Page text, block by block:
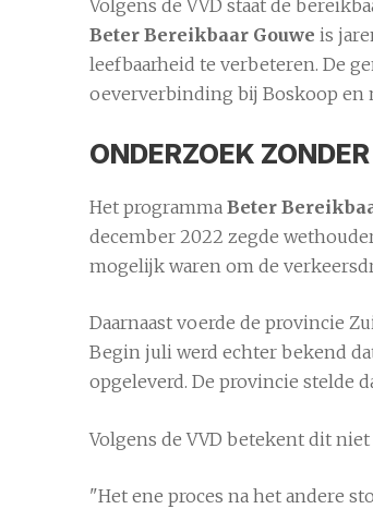
Volgens de VVD staat de
Beter Bereikbaar Gouwe is
leefbaarheid te verbeteren. De
oeververbinding bij Boskoop en
ONDERZOEK
Het programma Beter
december 2022 zegde
mogelijk waren om de
Daarnaast voerde de provincie
Begin juli werd echter bekend
opgeleverd. De provincie stelde
Volgens de VVD betekent dit
"Het ene proces na het andere